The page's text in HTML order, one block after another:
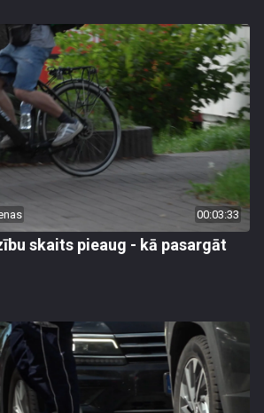
00:03:33
skaits pieaug - kā pasargāt